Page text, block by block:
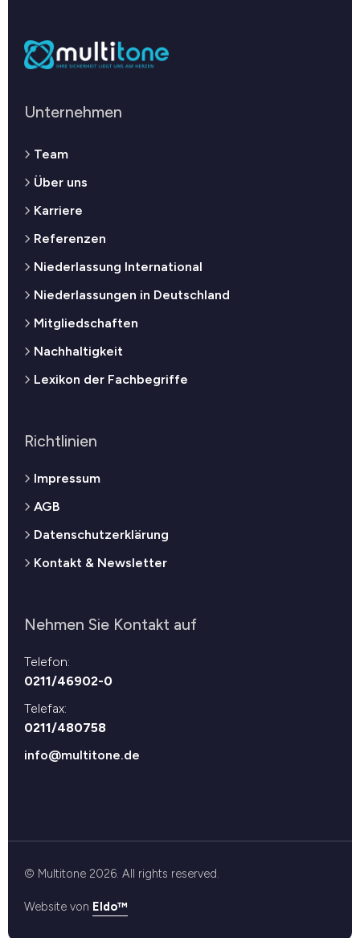
Unternehmen
Team
Über uns
Karriere
Referenzen
Niederlassung International
Niederlassungen in Deutschland
Mitgliedschaften
Nachhaltigkeit
Lexikon der Fachbegriffe
Richtlinien
Impressum
AGB
Datenschutzerklärung
Kontakt & Newsletter
Nehmen Sie Kontakt auf
Telefon:
0211/46902-0
Telefax:
0211/480758
info@multitone.de
© Multitone 2026. All rights reserved.
Website von Eldo™